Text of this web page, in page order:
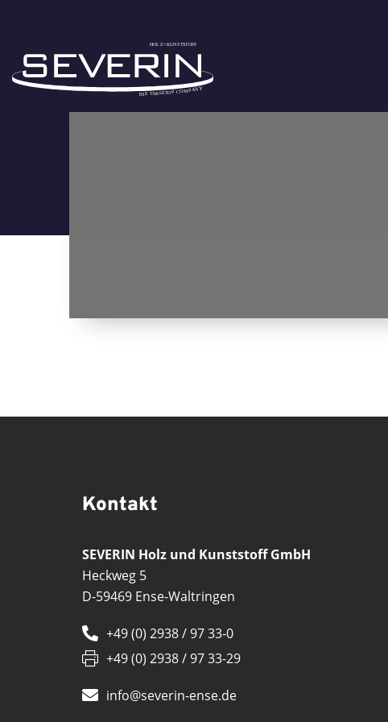
Kontakt
SEVERIN Holz und Kunststoff GmbH
Heckweg 5
D-59469 Ense-Waltringen
+49 (0) 2938 / 97 33-0
+49 (0) 2938 / 97 33-29
info@severin-ense.de